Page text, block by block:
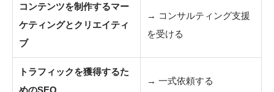
コンテンツを制作するマー
ケティングとクリエイティ
ブ
→ コンサルティング支援
を受ける
トラフィックを獲得するた
めのSEO
→ 一式依頼する